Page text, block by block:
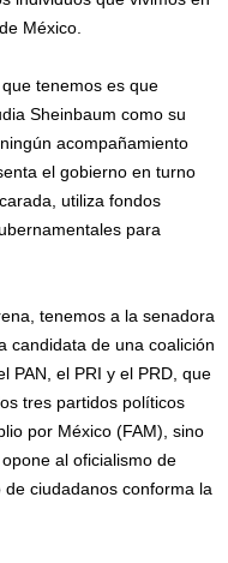
México.
tenemos es que
Sheinbaum como su
acompañamiento
el gobierno en turno
utiliza fondos
para
tenemos a la senadora
candidata de una coalición
PAN, el PRI y el PRD, que
tres partidos políticos
por México (FAM), sino
al oficialismo de
ciudadanos conforma la